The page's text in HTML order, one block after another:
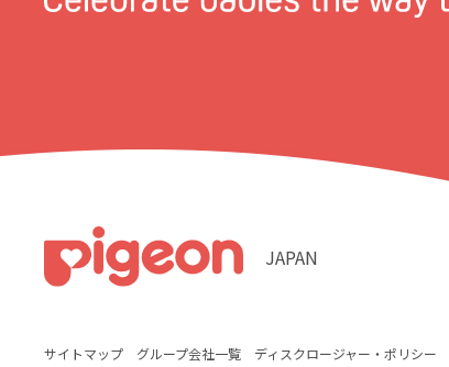
サイトマップ グループ会社一覧 ディスクロージャー・ポリシー
JAPAN